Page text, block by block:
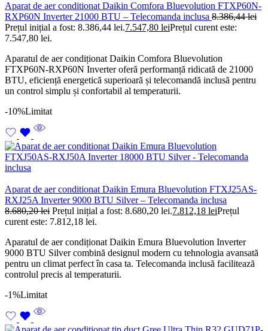
Aparat de aer conditionat Daikin Comfora Bluevolution FTXP60N-
RXP60N Inverter 21000 BTU – Telecomanda inclusa 8.386,44lei
Prețul inițial a fost: 8.386,44 lei.7.547,80 leiPrețul curent este:
7.547,80 lei.
Aparatul de aer condiționat Daikin Comfora Bluevolution
FTXP60N-RXP60N Inverter oferă performanță ridicată de 21000
BTU, eficiență energetică superioară și telecomandă inclusă pentru
un control simplu și confortabil al temperaturii.
-10%Limitat
Aparat de aer conditionat Daikin Emura Bluevolution FTXJ25AS-
RXJ25A Inverter 9000 BTU Silver – Telecomanda inclusa
8.680,20lei Prețul inițial a fost: 8.680,20 lei.7.812,18 leiPrețul
curent este: 7.812,18 lei.
Aparatul de aer condiționat Daikin Emura Bluevolution Inverter
9000 BTU Silver combină designul modern cu tehnologia avansată
pentru un climat perfect în casa ta. Telecomanda inclusă facilitează
controlul precis al temperaturii.
-1%Limitat